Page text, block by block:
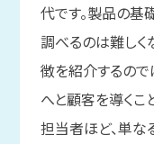
代です。製品の基
調べるのは難しく
徴を紹介するので
へと顧客を導くこ
担当者ほど、単な